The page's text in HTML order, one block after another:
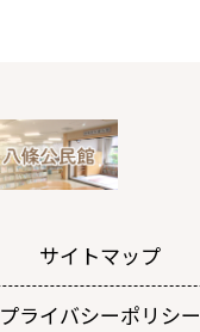
サイトマップ
プライバシーポリシー